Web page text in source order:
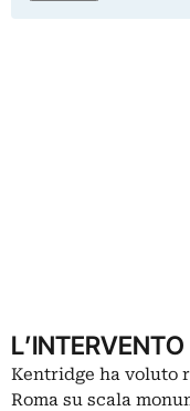
Kentridge ha voluto
Roma su scala